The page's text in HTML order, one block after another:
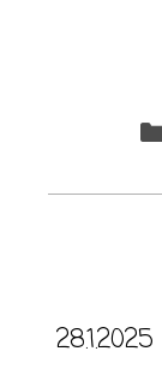
28.1.2025